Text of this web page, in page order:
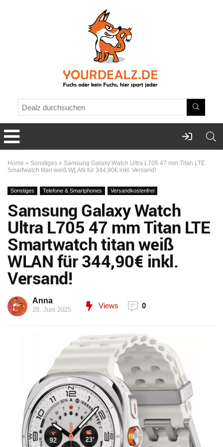
Home » Sonstiges » Samsung Galaxy Watch Ultra L705 47 mm Titan LTE
Smartwatch titan weiß WLAN für 344,90€ inkl. Versand!
Sonstiges Telefone & Smartphones Versandkostenfrei
Samsung Galaxy Watch
Ultra L705 47 mm Titan LTE
Smartwatch titan weiß
WLAN für 344,90€ inkl.
Versand!
Anna
28. Juni 2025 Views 0